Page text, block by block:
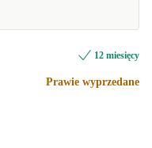
12 miesięcy
Prawie wyprzedane